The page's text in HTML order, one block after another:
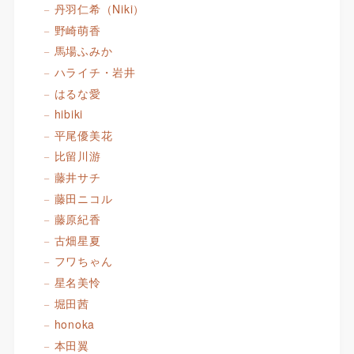
丹羽仁希（Niki）
野崎萌香
馬場ふみか
ハライチ・岩井
はるな愛
hibiki
平尾優美花
比留川游
藤井サチ
藤田ニコル
藤原紀香
古畑星夏
フワちゃん
星名美怜
堀田茜
honoka
本田翼